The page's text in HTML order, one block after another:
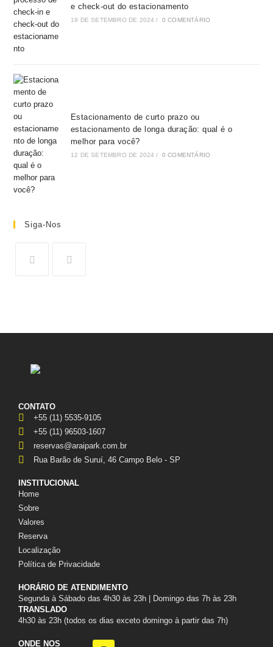
e check-out do estacionamento
19 DE SETEMBRO DE 2024 / 0 COMENTÁRIO
Estacionamento de curto prazo ou
estacionamento de longa duração: qual é o
melhor para você?
12 DE SETEMBRO DE 2024 / 0 COMENTÁRIO
Siga-Nos
CONTATO
+55 (11) 5535-9105
+55 (11) 96503-1607
reservas@araipark.com.br
Rua Barão de Suruí, 46 Campo Belo - SP
INSTITUCIONAL
Home
Sobre
Valores
Reserva
Localização
Política de Privacidade
HORÁRIO DE ATENDIMENTO
Segunda à Sábado das 4h30 às 23h | Domingo das 7h às 23h
TRANSLADO
4h30 às 23h (todos os dias exceto domingo à partir das 7h)
ONDE NOS